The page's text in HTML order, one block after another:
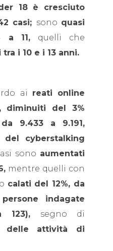
18 è cresciuto
casi; sono quasi
a 11, quelli che
tra i 10 e i 13 anni.
ai reati online
diminuiti del 3%
9.433 a 9.191,
del cyberstalking
sono aumentati
mentre quelli con
calati del 12%, da
persone indagate
123), segno di
delle attività di